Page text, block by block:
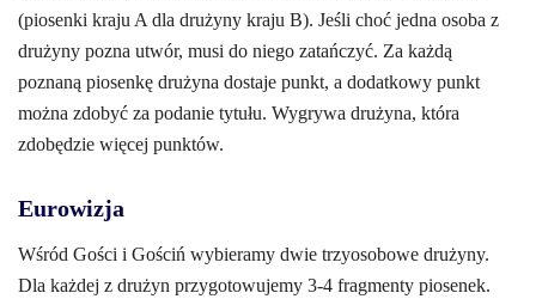
(piosenki kraju A dla drużyny kraju B). Jeśli choć jedna osoba z
drużyny pozna utwór, musi do niego zatańczyć. Za każdą
poznaną piosenkę drużyna dostaje punkt, a dodatkowy punkt
można zdobyć za podanie tytułu. Wygrywa drużyna, która
zdobędzie więcej punktów.
Eurowizja
Wśród Gości i Gościń wybieramy dwie trzyosobowe drużyny.
Dla każdej z drużyn przygotowujemy 3-4 fragmenty piosenek.